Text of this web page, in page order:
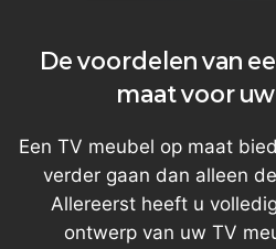
De voordelen van
maat voor
Een TV meubel op maat
verder gaan dan alleen
Allereerst heeft u
ontwerp van uw TV